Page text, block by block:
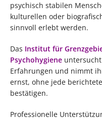
psychisch stabilen
kulturellen oder
sinnvoll erlebt werden.
Das Institut für
Psychohygiene
Erfahrungen und nimmt
ernst, ohne jede
bestätigen.
Professionelle